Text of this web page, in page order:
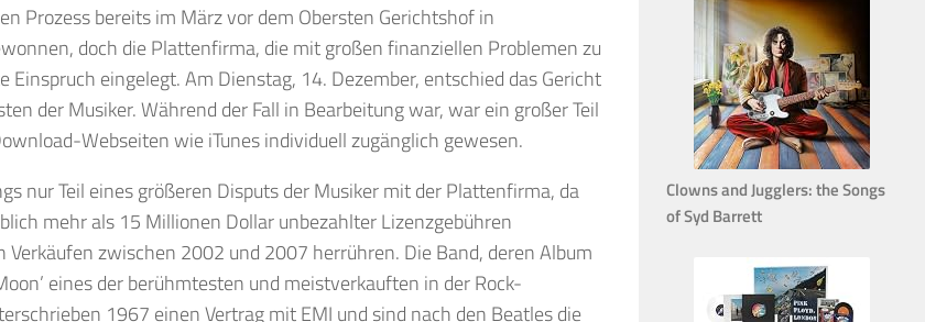
Prozess bereits im März vor dem Obersten Gerichtshof in
doch die Plattenfirma, die mit großen finanziellen Problemen zu
Einspruch eingelegt. Am Dienstag, 14. Dezember, entschied das Gericht
der Musiker. Während der Fall in Bearbeitung war, war ein großer Teil
Webseiten wie iTunes individuell zugänglich gewesen.
nur Teil eines größeren Disputs der Musiker mit der Plattenfirma, da
mehr als 15 Millionen Dollar unbezahlter Lizenzgebühren
Verkäufen zwischen 2002 und 2007 herrühren. Die Band, deren Album
eines der berühmtesten und meistverkauften in der Rock-
1967 einen Vertrag mit EMI und sind nach den Beatles die
Clowns and Jugglers: the Songs
of Syd Barrett